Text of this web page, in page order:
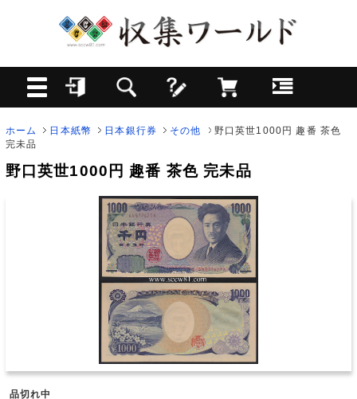
ホーム 日本紙幣 日本銀行券 その他
野口英世1000円 趣番 茶色
完未品
野口英世1000円 趣番 茶色 完未品
品切れ中